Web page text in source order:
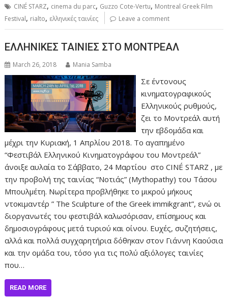
CINÉ STARZ, cinema du parc, Guzzo Cote-Vertu, Montreal Greek Film
Festival, rialto, ελληνικές ταινίες Leave a comment
ΕΛΛΗΝΙΚΕΣ ΤΑΙΝΙΕΣ ΣΤΟ ΜΟΝΤΡΕΑΛ
March 26, 2018 Mania Samba
Σε έντονους
κινηματογραφικούς
Ελληνικούς ρυθμούς,
ζει το Μοντρεάλ αυτή
την εβδομάδα και
μέχρι την Κυριακή, 1 Απρλίου 2018. Το αγαπημένο
“Φεστιβάλ Ελληνικού Κινηματογράφου του Μοντρεάλ”
άνοιξε αυλαία το Σάββατο, 24 Μαρτίου στο CINÉ STARZ , με
την προβολή της ταινίας “Νοτιάς” (Mythopathy) του Τάσου
Μπουλμέτη. Νωρίτερα προβλήθηκε το μικρού μήκους
ντοκιμαντέρ ” The Sculpture of the Greek immikgrant”, ενώ οι
διοργανωτές του φεστιβάλ καλωσόρισαν, επίσημους και
δημοσιογράφους μετά τυριού και οίνου. Ευχές, συζητήσεις,
αλλά και πολλά συγχαρητήρια δόθηκαν στον Γιάννη Καούσια
και την ομάδα του, τόσο για τις πολύ αξιόλογες ταινίες
που…
READ MORE